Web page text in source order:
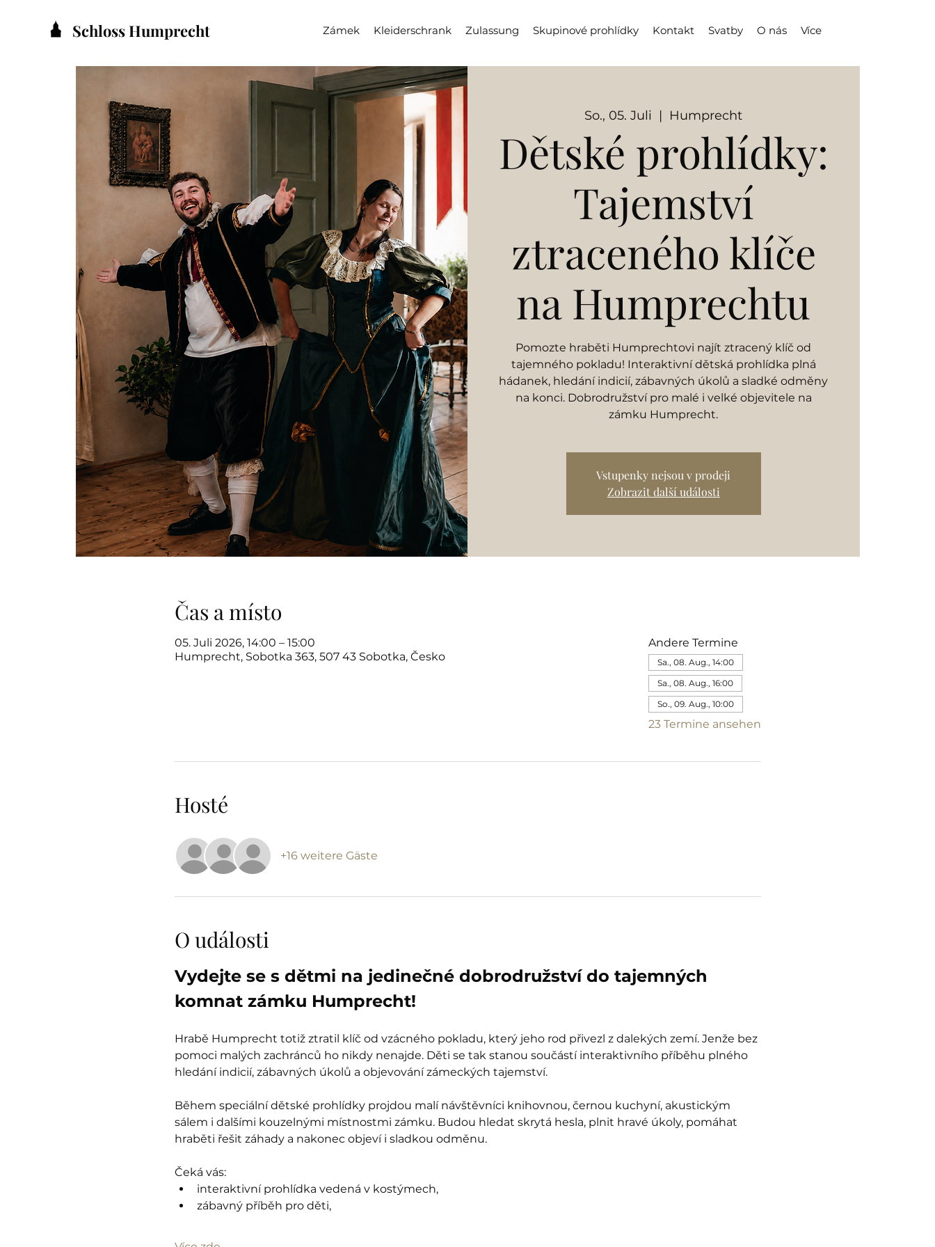
Schloss Humprecht Zámek Kleiderschrank Zulassung Skupinové prohlídky Kontakt Svatby O nás Více
So., 05. Juli
  |
Humprecht
Dětské prohlídky:
Tajemství
ztraceného klíče
na Humprechtu
Pomozte hraběti Humprechtovi najít ztracený klíč od
tajemného pokladu! Interaktivní dětská prohlídka plná
hádanek, hledání indicií, zábavných úkolů a sladké odměny
na konci. Dobrodružství pro malé i velké objevitele na
zámku Humprecht.
Vstupenky nejsou v prodeji
Zobrazit další události
Čas a místo
05. Juli 2026, 14:00 – 15:00
Humprecht, Sobotka 363, 507 43 Sobotka, Česko
Andere Termine
Sa., 08. Aug., 14:00
Sa., 08. Aug., 16:00
So., 09. Aug., 10:00
23 Termine ansehen
Hosté
+16 weitere Gäste
O události
Vydejte se s dětmi na jedinečné dobrodružství do tajemných
komnat zámku Humprecht!
Hrabě Humprecht totiž ztratil klíč od vzácného pokladu, který jeho rod přivezl z dalekých zemí. Jenže bez
pomoci malých zachránců ho nikdy nenajde. Děti se tak stanou součástí interaktivního příběhu plného
hledání indicií, zábavných úkolů a objevování zámeckých tajemství.
Během speciální dětské prohlídky projdou malí návštěvníci knihovnou, černou kuchyní, akustickým
sálem i dalšími kouzelnými místnostmi zámku. Budou hledat skrytá hesla, plnit hravé úkoly, pomáhat
hraběti řešit záhady a nakonec objeví i sladkou odměnu.
Čeká vás:
interaktivní prohlídka vedená v kostýmech,
zábavný příběh pro děti,